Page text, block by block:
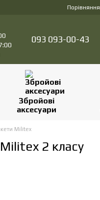
Порівняння
093 093-00-43
Збройові
аксесуари
Militex
2 класу